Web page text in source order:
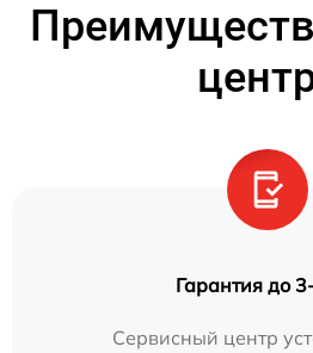
Гарантия до
Сервисный центр